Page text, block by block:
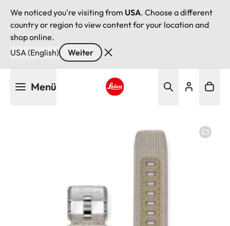
We noticed you're visiting from USA. Choose a different
country or region to view content for your location and
shop online.
USA (English)
Weiter
Menü